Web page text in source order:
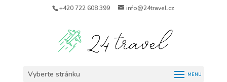
+420 722 608 399 info@24travel.cz
Vyberte stránku